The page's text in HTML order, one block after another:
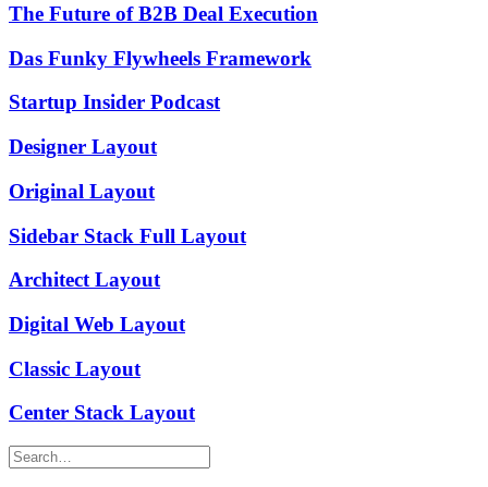
The Future of B2B Deal Execution
Das Funky Flywheels Framework
Startup Insider Podcast
Designer Layout
Original Layout
Sidebar Stack Full Layout
Architect Layout
Digital Web Layout
Classic Layout
Center Stack Layout